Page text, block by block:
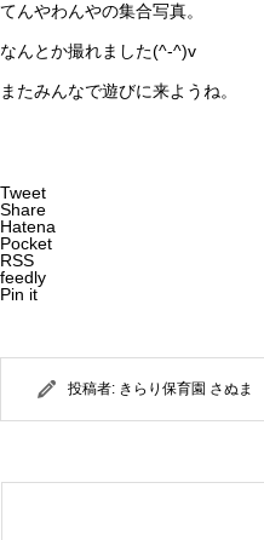
てんやわんやの集合写真。
なんとか撮れました(^-^)v
またみんなで遊びに来ようね。
Tweet
Share
Hatena
Pocket
RSS
feedly
Pin it
投稿者: きらり保育園 さぬま